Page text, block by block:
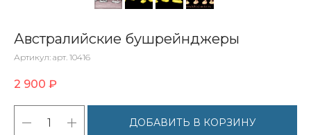
Австралийские бушрейнджеры
Артикул: арт. 10416
2 900 ₽
ДОБАВИТЬ В КОРЗИНУ